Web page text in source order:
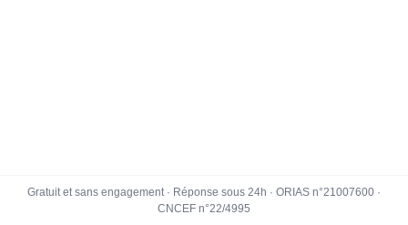
Gratuit et sans engagement · Réponse sous 24h · ORIAS n°21007600 ·
CNCEF n°22/4995